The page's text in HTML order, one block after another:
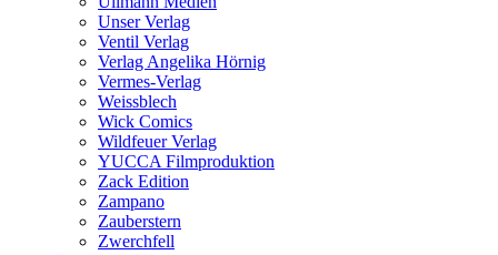
Unser Verlag
Ventil Verlag
Verlag Angelika Hörnig
Vermes-Verlag
Weissblech
Wick Comics
Wildfeuer Verlag
YUCCA Filmproduktion
Zack Edition
Zampano
Zauberstern
Zwerchfell